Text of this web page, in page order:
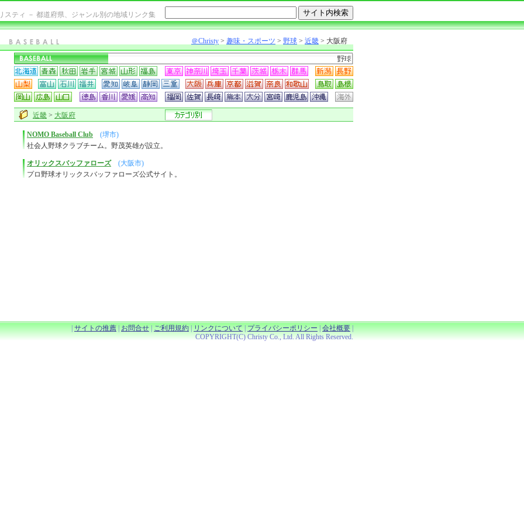
スティ － 都道府県、ジャンル別の地域リンク集
＠Christy > 趣味・スポーツ > 野球 > 近畿 > 大阪府
近畿 > 大阪府
NOMO Baseball Club
(堺市)
社会人野球クラブチーム。野茂英雄が設立。
オリックスバッファローズ
(大阪市)
プロ野球オリックスバッファローズ公式サイト。
|サイトの推薦|お問合せ|ご利用規約|リンクについて|プライバシーポリシー|会社概要|
COPYRIGHT(C) Christy Co., Ltd. All Rights Reserved.